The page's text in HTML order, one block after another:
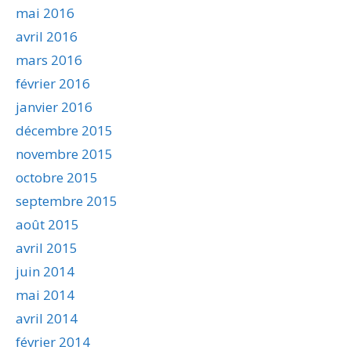
mai 2016
avril 2016
mars 2016
février 2016
janvier 2016
décembre 2015
novembre 2015
octobre 2015
septembre 2015
août 2015
avril 2015
juin 2014
mai 2014
avril 2014
février 2014